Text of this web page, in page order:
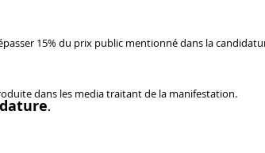
15% du prix public mentionné dans la
dans les media traitant de la manifestation.
.